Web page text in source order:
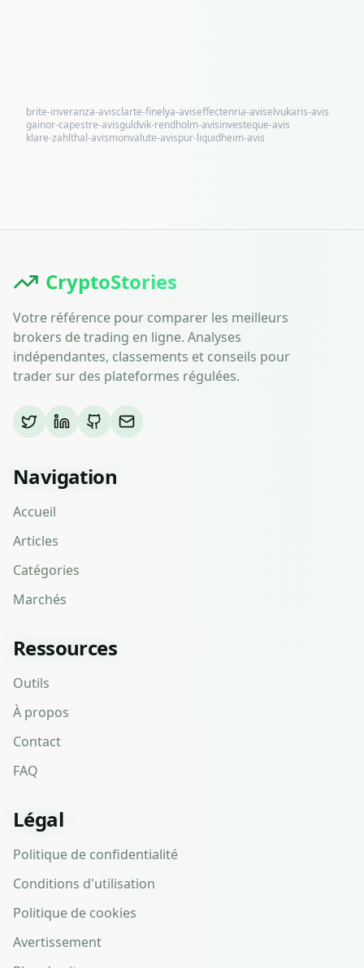
brite-inveranza-avisclarte-finelya-aviseffectenria-aviselvukaris-avis
gainor-capestre-avisguldvik-rendholm-avisinvesteque-avis
klare-zahlthal-avismonvalute-avispur-liquidheim-avis
CryptoStories
Votre référence pour comparer les meilleurs
brokers de trading en ligne. Analyses
indépendantes, classements et conseils pour
trader sur des plateformes régulées.
Navigation
Accueil
Articles
Catégories
Marchés
Ressources
Outils
À propos
Contact
FAQ
Légal
Politique de confidentialité
Conditions d'utilisation
Politique de cookies
Avertissement